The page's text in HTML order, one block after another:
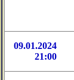
09.01.2024
21:00